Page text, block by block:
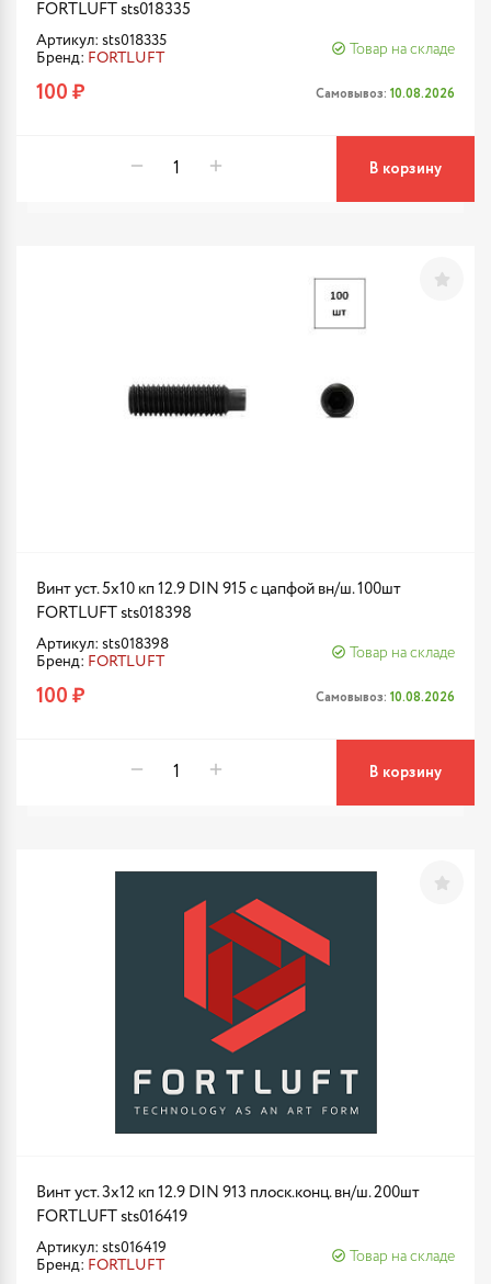
FORTLUFT sts018335
Артикул: sts018335
Бренд: FORTLUFT
Товар на складе
100 ₽ Самовывоз: 10.08.2026
В корзину
Винт уст. 5х10 кп 12.9 DIN 915 с цапфой вн/ш. 100шт
FORTLUFT sts018398
Артикул: sts018398
Бренд: FORTLUFT
Товар на складе
100 ₽ Самовывоз: 10.08.2026
В корзину
Винт уст. 3х12 кп 12.9 DIN 913 плоск.конц. вн/ш. 200шт
FORTLUFT sts016419
Артикул: sts016419
Бренд: FORTLUFT
Товар на складе